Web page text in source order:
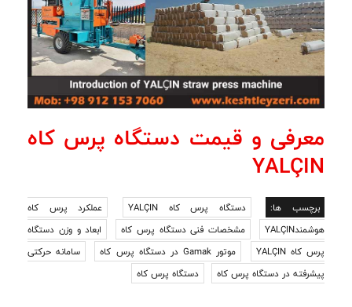
معرفی و قیمت دستگاه پرس کاه
YALÇIN
برچسب ها: دستگاه پرس کاه YALÇIN
عملکرد پرس کاه
هوشمندYALÇIN
مشخصات فنی دستگاه پرس کاه
ابعاد و وزن دستگاه
پرس کاه YALÇIN
موتور Gamak در دستگاه پرس کاه
سامانه حرکتی
پیشرفته در دستگاه پرس کاه
دستگاه پرس کاه